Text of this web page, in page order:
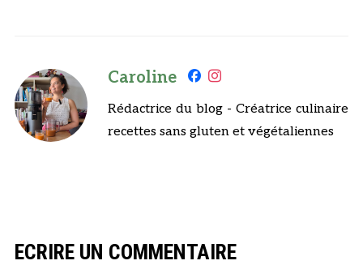
Caroline
Rédactrice du blog - Créatrice culinaire
recettes sans gluten et végétaliennes
ECRIRE UN COMMENTAIRE